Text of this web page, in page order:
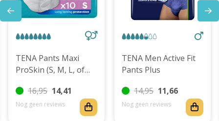
TENA Pants Maxi
ProSkin (S, M, L, of
16,95 14,41
Nog geen reviews
TENA Men Active Fit
Pants Plus
14,95 11,66
Nog geen reviews